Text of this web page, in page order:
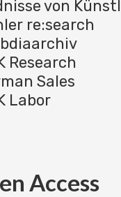
von
re:search
Research
Sales
Labor
Access